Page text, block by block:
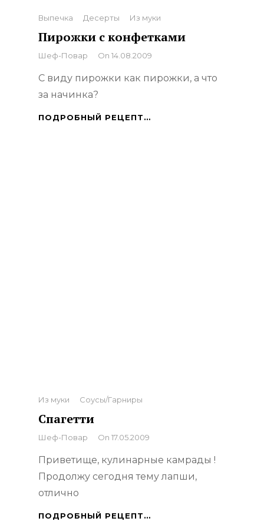
Categories
Выпечка Десерты Из муки
Пирожки с конфетками
By
Шеф-Повар On 14.08.2009
С виду пирожки как пирожки, а что
за начинка?
ПОДРОБНЫЙ РЕЦЕПТ…
Categories
Из муки Соусы/Гарниры
Спагетти
By
Шеф-Повар On 17.05.2009
Приветище, кулинарные камрады !
Продолжу сегодня тему лапши,
отлично
ПОДРОБНЫЙ РЕЦЕПТ…